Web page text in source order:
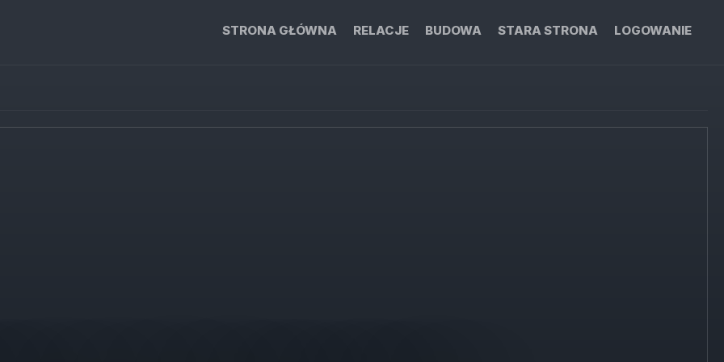
STRONA GŁÓWNA RELACJE BUDOWA STARA STRONA LOGOWANIE